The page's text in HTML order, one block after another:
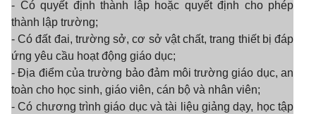
- Có quyết định thành lập hoặc quyết định cho phép
thành lập trường;
- Có đất đai, trường sở, cơ sở vật chất, trang thiết bị đáp
ứng yêu cầu hoạt động giáo dục;
- Địa điểm của trường bảo đảm môi trường giáo dục, an
toàn cho học sinh, giáo viên, cán bộ và nhân viên;
- Có chương trình giáo dục và tài liệu giảng dạy, học tập